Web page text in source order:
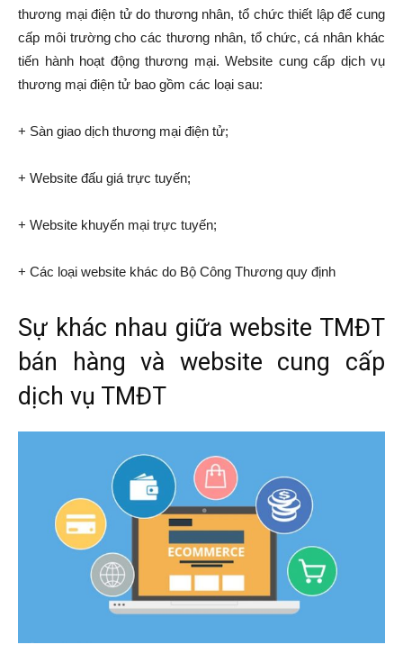
thương mại điện tử do thương nhân, tổ chức thiết lập để cung
cấp môi trường cho các thương nhân, tổ chức, cá nhân khác
tiến hành hoạt động thương mại. Website cung cấp dịch vụ
thương mại điện tử bao gồm các loại sau:
+ Sàn giao dịch thương mại điện tử;
+ Website đấu giá trực tuyến;
+ Website khuyến mại trực tuyến;
+ Các loại website khác do Bộ Công Thương quy định
Sự khác nhau giữa website TMĐT
bán hàng và website cung cấp
dịch vụ TMĐT